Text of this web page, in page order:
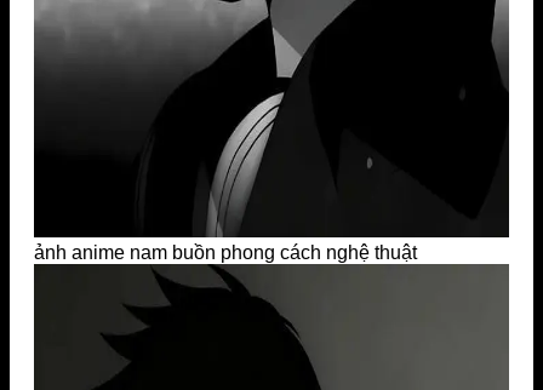
ảnh anime nam buồn phong cách nghệ thuật